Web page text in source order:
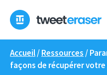
content
Accueil/Ressources /
façons de récupérer votre